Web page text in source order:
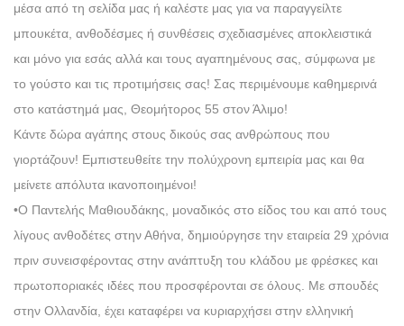
μέσα από τη σελίδα μας ή καλέστε μας για να παραγγείλτε
μπουκέτα, ανθοδέσμες ή συνθέσεις σχεδιασμένες αποκλειστικά
και μόνο για εσάς αλλά και τους αγαπημένους σας, σύμφωνα με
το γούστο και τις προτιμήσεις σας! Σας περιμένουμε καθημερινά
στο κατάστημά μας, Θεομήτορος 55 στον Άλιμο!
Κάντε δώρα αγάπης στους δικούς σας ανθρώπους που
γιορτάζουν! Εμπιστευθείτε την πολύχρονη εμπειρία μας και θα
μείνετε απόλυτα ικανοποιημένοι!
•Ο Παντελής Μαθιουδάκης, μοναδικός στο είδος του και από τους
λίγους ανθοδέτες στην Αθήνα, δημιούργησε την εταιρεία 29 χρόνια
πριν συνεισφέροντας στην ανάπτυξη του κλάδου με φρέσκες και
πρωτοποριακές ιδέες που προσφέρονται σε όλους. Με σπουδές
στην Ολλανδία, έχει καταφέρει να κυριαρχήσει στην ελληνική